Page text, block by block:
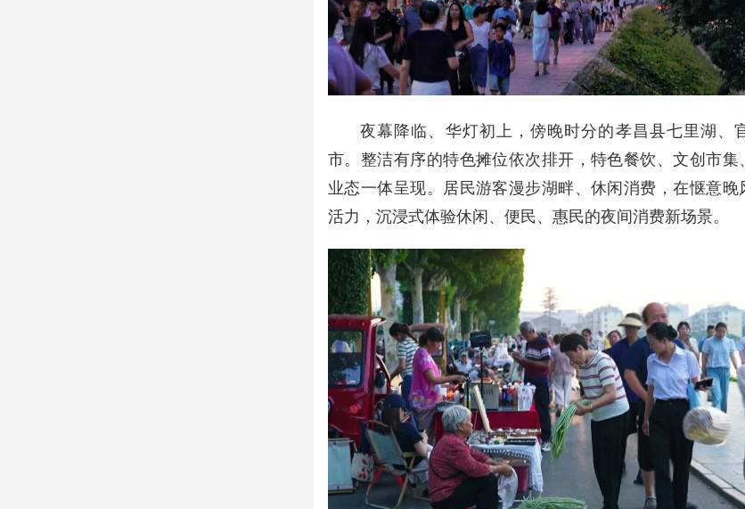
夜幕降临、华灯初上，傍晚时分的孝昌县七里湖、
市。整洁有序的特色摊位依次排开，特色餐饮、文创市集
业态一体呈现。居民游客漫步湖畔、休闲消费，在惬意晚
活力，沉浸式体验休闲、便民、惠民的夜间消费新场景。